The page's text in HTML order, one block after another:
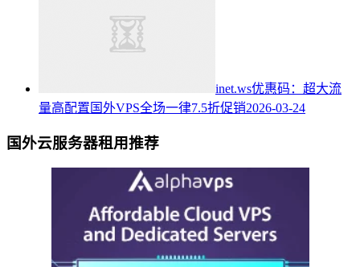
inet.ws优惠码：超大流
量高配置国外VPS全场一律7.5折促销2026-03-24
国外云服务器租用推荐